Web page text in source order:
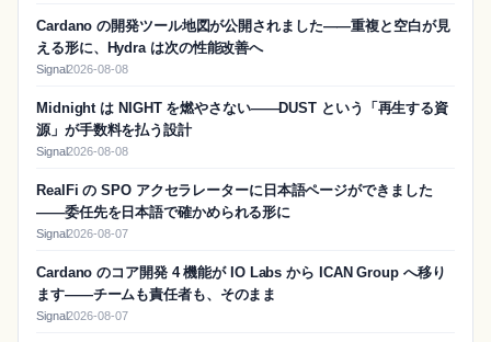
Cardano の開発ツール地図が公開されました——重複と空白が見
える形に、Hydra は次の性能改善へ
Signal2026-08-08
Midnight は NIGHT を燃やさない——DUST という「再生する資
源」が手数料を払う設計
Signal2026-08-08
RealFi の SPO アクセラレーターに日本語ページができました
——委任先を日本語で確かめられる形に
Signal2026-08-07
Cardano のコア開発 4 機能が IO Labs から ICAN Group へ移り
ます——チームも責任者も、そのまま
Signal2026-08-07